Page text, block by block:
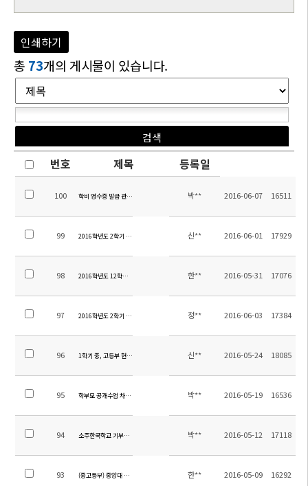
인쇄하기
총 73개의 게시물이 있습니다.
번호 제목 등록일
100 학비 영수증 발급 관련 변동사항 안내 박** 2016-06-07 16511
99 2016학년도 2학기 초, 중, 고등부 신, 편입학시험 시행 계획 안내
신** 2016-06-01 17929
98 2016학년도 12학년 기말고사 안내 가정통신문한** 2016-05-31 17076
97 2016학년도 2학기 소주한국학교 원어민 영어 강사 채용
정** 2016-06-03 17384
96 1학기 중, 고등부 현장체험학습 만족도 설문 조사 결과 안내
신** 2016-05-24 18085
95 학부모 공개수업 차량지원 안내 박** 2016-05-19 16536
94 소주한국학교 기부금 명단 확인용 공지 박** 2016-05-12 17118
93 (중고등부) 중앙대 입시 설명회 안내 한** 2016-05-09 16292